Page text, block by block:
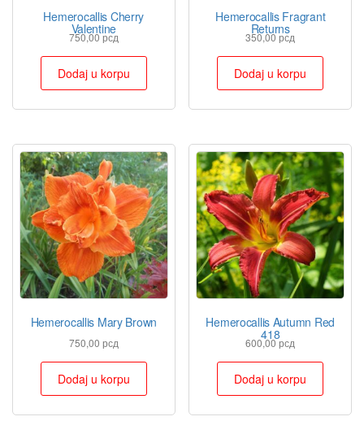
Hemerocallis Cherry
Valentine
750,00рсд
Dodaj u korpu
Hemerocallis Fragrant
Returns
350,00рсд
Dodaj u korpu
Hemerocallis Mary Brown
750,00 рсд
Dodaj u korpu
Hemerocallis Autumn Red
418
600,00рсд
Dodaj u korpu